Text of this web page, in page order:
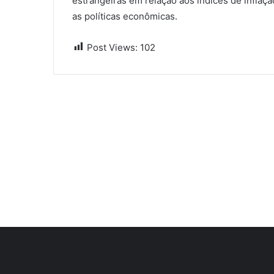
as políticas econômicas.
Post Views: 102